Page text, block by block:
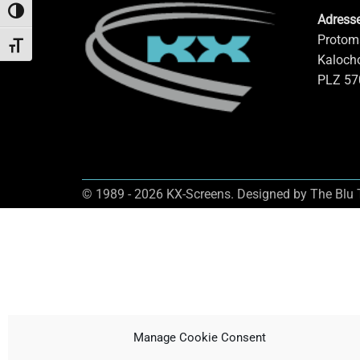
Manage Cookie Consent
UMSCHALTEN AUF HOHE KONTRASTE
SCHRIFT VERGRÖSSERN
PLZ
© 1989 - 2026 KX-Screens. Designed by The Blu